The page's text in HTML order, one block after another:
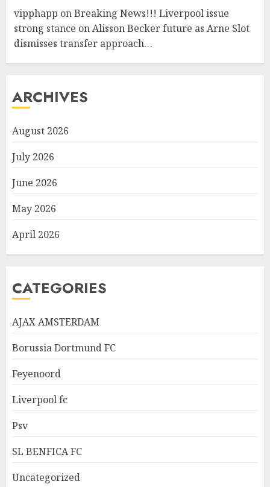
vipphapp onBreaking News!!! Liverpool issue
strong stance on Alisson Becker future as Arne Slot
dismisses transfer approach…
ARCHIVES
August 2026
July 2026
June 2026
May 2026
April 2026
CATEGORIES
AJAX AMSTERDAM
Borussia Dortmund FC
Feyenoord
Liverpool fc
Psv
SL BENFICA FC
Uncategorized